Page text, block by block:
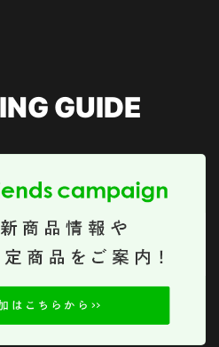
GUIDE